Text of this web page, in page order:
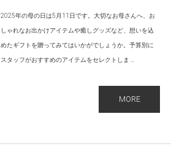
2025年の母の日は5月11日です。大切なお母さんへ、お
しゃれなお出かけアイテムや癒しグッズなど、想いを込
めたギフトを贈ってみてはいかがでしょうか。予算別に
スタッフがおすすめのアイテムをセレクトしま ...
MORE